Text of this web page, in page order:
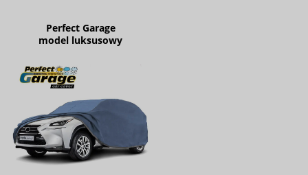
Perfect Garage
model luksusowy